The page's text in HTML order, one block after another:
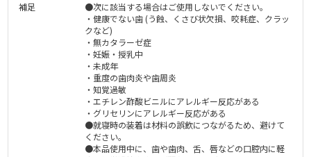
補足
●次に該当する場合はご使用しないでください。
・健康でない歯 (う蝕、くさび状欠損、咬耗症、クラッ
クなど)
・無カタラーゼ症
・妊娠・授乳中
・未成年
・重度の歯肉炎や歯周炎
・知覚過敏
・エチレン酢酸ビニルにアレルギー反応がある
・グリセリンにアレルギー反応がある
●就寝時の装着は材料の誤飲につながるため、避けて
ください。
●本品使用中に、歯や歯肉、舌、唇などの口腔内に軽